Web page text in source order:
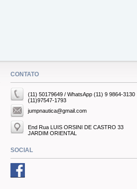
CONTATO
(11) 50179649 / WhatsApp (11) 9 9864-3130
(11)97547-1793
jumpnautica@gmail.com
End Rua LUIS ORSINI DE CASTRO 33
JARDIM ORIENTAL
SOCIAL